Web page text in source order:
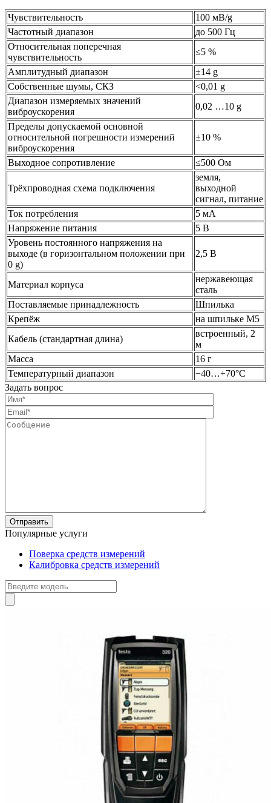
Чувствительность
100 мВ/g
Частотный диапазон
до 500 Гц
Относительная поперечная
чувствительность
≤5 %
Амплитудный диапазон
±14 g
Собственные шумы, СКЗ
<0,01 g
Диапазон измеряемых значений
виброускорения
0,02 …10 g
Пределы допускаемой основной
относительной погрешности измерений
виброускорения
±10 %
Выходное сопротивление ≤500 Ом
Трёхпроводная схема подключения
земля,
выходной
сигнал, питание
Ток потребления
5 мА
Напряжение питания
5 В
Уровень постоянного напряжения на
выходе (в горизонтальном положении при
0 g)
2,5 В
Материал корпуса
нержавеющая
сталь
Поставляемые принадлежность
Шпилька
Крепёж
на шпильке М5
Кабель (стандартная длина)
встроенный, 2
м
Масса
16 г
Температурный диапазон
−40…+70°С
Задать вопрос
Популярные услуги
Поверка средств измерений
Калибровка средств измерений